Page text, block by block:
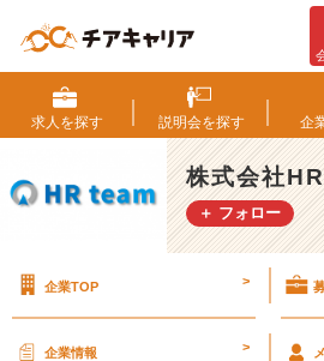
社
8
年
目】
マ
マ
A
求人を探す 説明会を探す 企
株式会社
＋ フォロー
企業TOP >
企業情報 >